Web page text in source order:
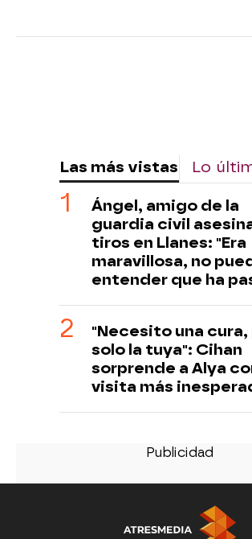
Las más vistas Lo
Ángel, amigo de la
guardia civil
tiros en Llanes: "Era
maravillosa, no
entender que ha
"Necesito una cura,
solo la tuya": Cihan
sorprende a Alya
visita más